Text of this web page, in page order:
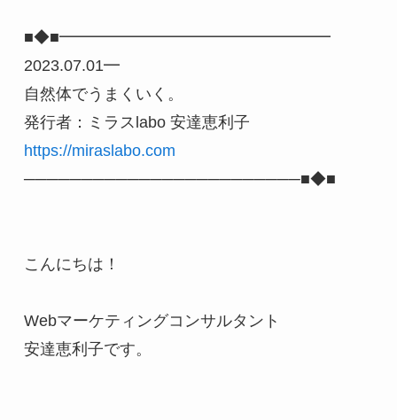
■◆■━━━━━━━━━━━━━━━━━
2023.07.01━
自然体でうまくいく。
発行者：ミラスlabo 安達恵利子
https://miraslabo.com
────────────────────────■◆■
こんにちは！
Webマーケティングコンサルタント
安達恵利子です。